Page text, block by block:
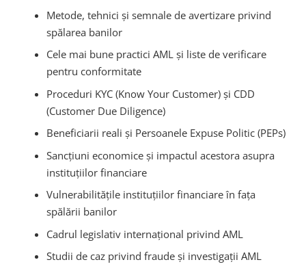
Metode, tehnici și semnale de avertizare privind
spălarea banilor
Cele mai bune practici AML și liste de verificare
pentru conformitate
Proceduri KYC (Know Your Customer) și CDD
(Customer Due Diligence)
Beneficiarii reali și Persoanele Expuse Politic (PEPs)
Sancțiuni economice și impactul acestora asupra
instituțiilor financiare
Vulnerabilitățile instituțiilor financiare în fața
spălării banilor
Cadrul legislativ internațional privind AML
Studii de caz privind fraude și investigații AML